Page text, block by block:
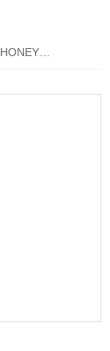
HONEYWELL传感器